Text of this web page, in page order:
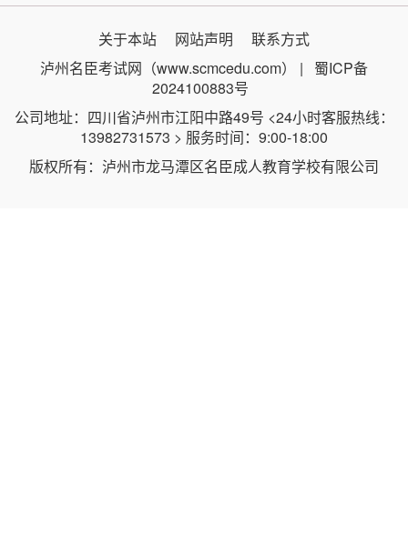
关于本站 网站声明
联系方式
泸州名臣考试网（www.scmcedu.com） |
蜀ICP备
2024100883号
公司地址：四川省泸州市江阳中路49号 <24小时客服热线：
13982731573 > 服务时间：9:00-18:00
版权所有：泸州市龙马潭区名臣成人教育学校有限公司